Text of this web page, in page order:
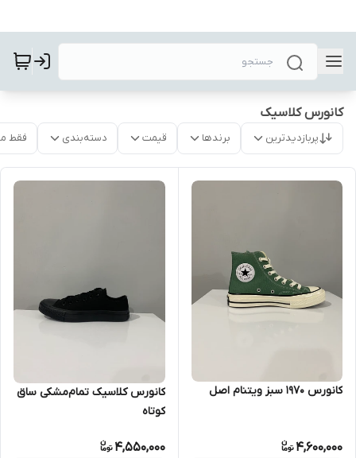
کانورس کلاسیک
پربازدیدترین برندها قیمت دسته‌بندی فقط
کانورس ۱۹۷۰ سبز ویتنام اصل
4,600,000
کانورس کلاسیک تمام‌مشکی ساق
کوتاه
4,550,000